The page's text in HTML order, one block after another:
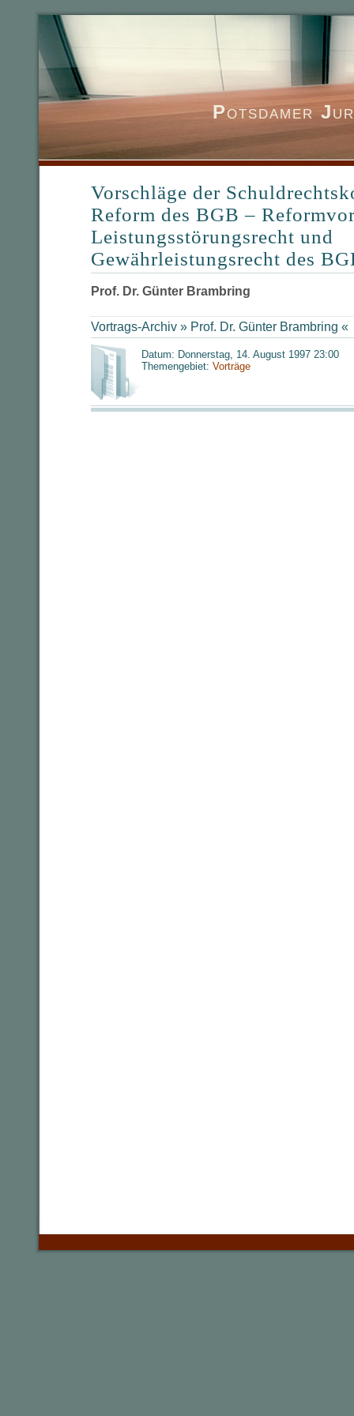
Potsdamer J
Vorschläge der
Reform des BGB –
Leistungsstörungsrecht und
Gewährleistungsrecht des
Prof. Dr. Günter Brambring
Vortrags-Archiv » Prof. Dr. Günter Brambring «
Datum: Donnerstag, 14. August 1997 23:00
Themengebiet: Vorträge